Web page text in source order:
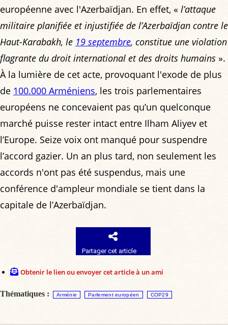
européenne avec l'Azerbaïdjan. En effet, « l’attaque
militaire planifiée et injustifiée de l’Azerbaïdjan contre le
Haut-Karabakh, le 19 septembre, constitue une violation
flagrante du droit international et des droits humains ».
À la lumière de cet acte, provoquant l'exode de plus
de 100.000 Arméniens, les trois parlementaires
européens ne concevaient pas qu’un quelconque
marché puisse rester intact entre Ilham Aliyev et
l’Europe. Seize voix ont manqué pour suspendre
l’accord gazier. Un an plus tard, non seulement les
accords n'ont pas été suspendus, mais une
conférence d'ampleur mondiale se tient dans la
capitale de l’Azerbaïdjan.
Partager cet article
Obtenir le lien ou envoyer cet article à un ami
Thématiques : Arménie Parlement européen COP29